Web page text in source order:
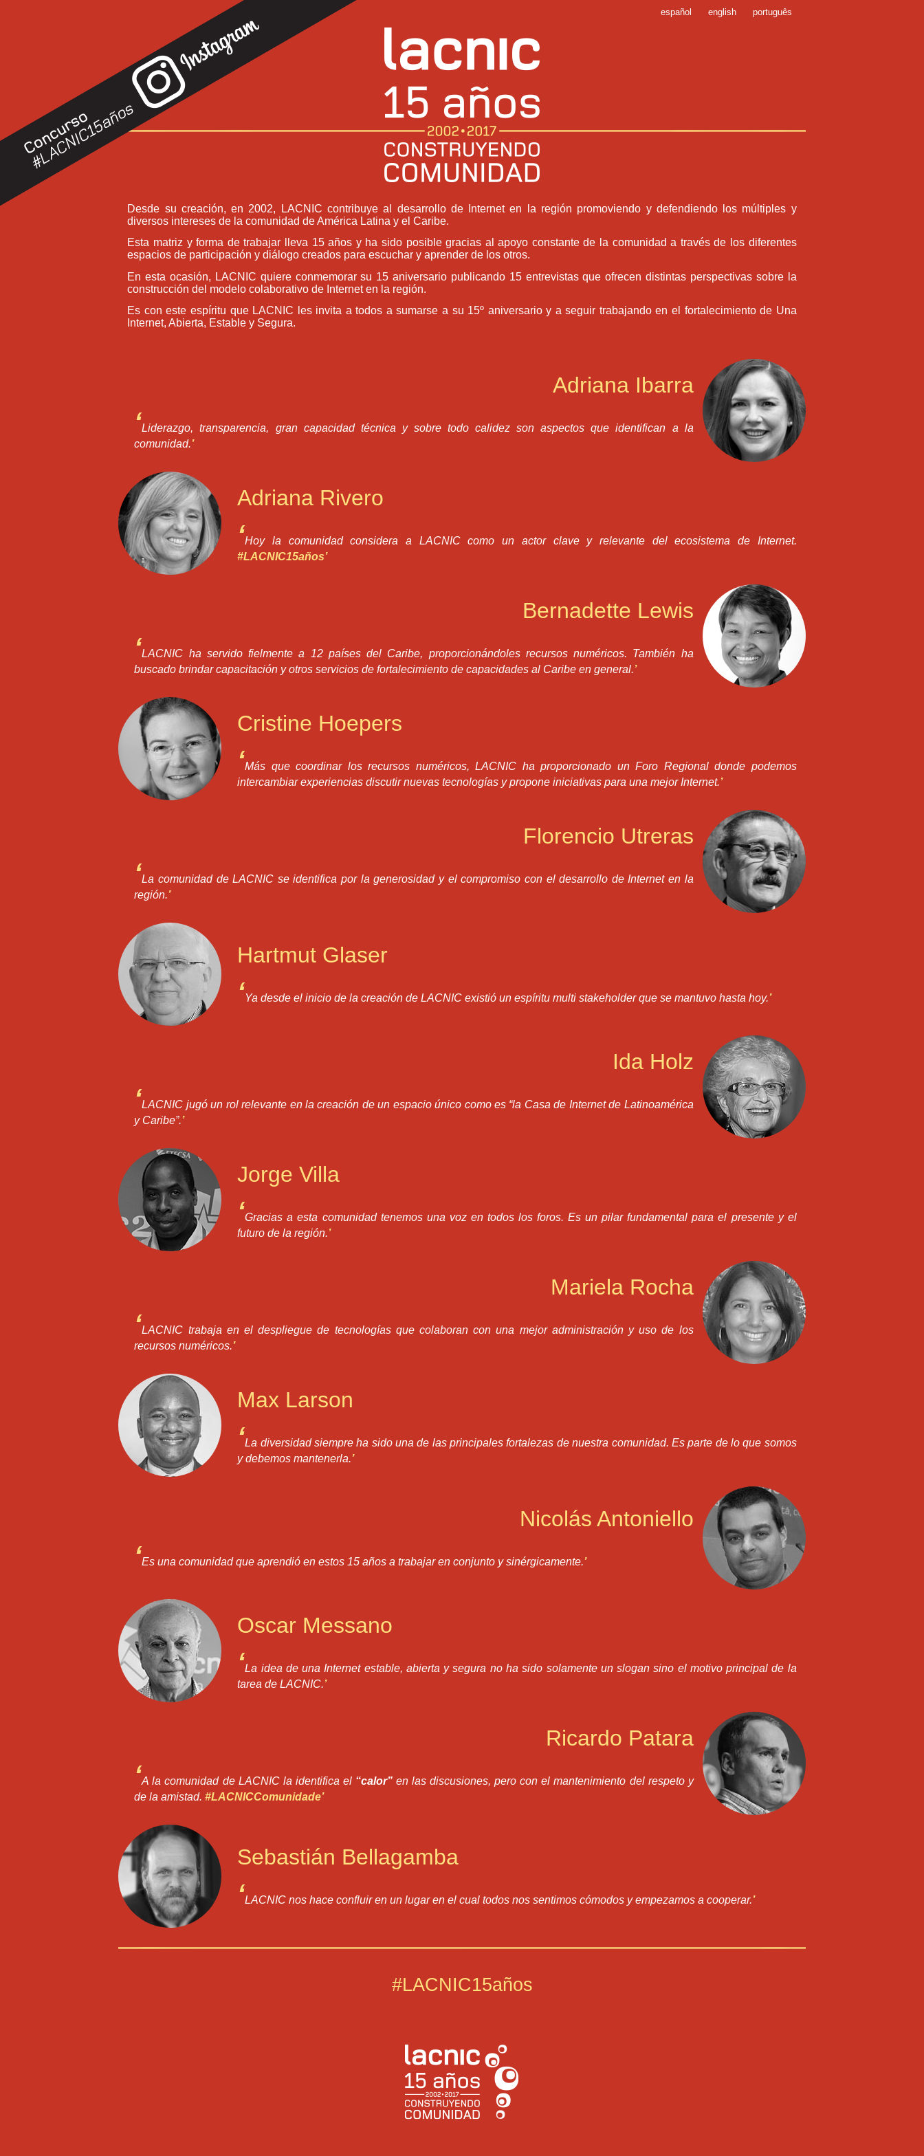
español english português
Desde su creación, en 2002, LACNIC contribuye al desarrollo de Internet en la región promoviendo y defendiendo los múltiples y
diversos intereses de la comunidad de América Latina y el Caribe.
Esta matriz y forma de trabajar lleva 15 años y ha sido posible gracias al apoyo constante de la comunidad a través de los diferentes
espacios de participación y diálogo creados para escuchar y aprender de los otros.
En esta ocasión, LACNIC quiere conmemorar su 15 aniversario publicando 15 entrevistas que ofrecen distintas perspectivas sobre la
construcción del modelo colaborativo de Internet en la región.
Es con este espíritu que LACNIC les invita a todos a sumarse a su 15º aniversario y a seguir trabajando en el fortalecimiento de Una
Internet, Abierta, Estable y Segura.
Adriana Ibarra
‘Liderazgo, transparencia, gran capacidad técnica y sobre todo calidez son aspectos que identifican a la
comunidad.’
Adriana Rivero
‘Hoy la comunidad considera a LACNIC como un actor clave y relevante del ecosistema de Internet.
#LACNIC15años’
Bernadette Lewis
‘LACNIC ha servido fielmente a 12 países del Caribe, proporcionándoles recursos numéricos. También ha
buscado brindar capacitación y otros servicios de fortalecimiento de capacidades al Caribe en general.’
Cristine Hoepers
‘Más que coordinar los recursos numéricos, LACNIC ha proporcionado un Foro Regional donde podemos
intercambiar experiencias discutir nuevas tecnologías y propone iniciativas para una mejor Internet.’
Florencio Utreras
‘La comunidad de LACNIC se identifica por la generosidad y el compromiso con el desarrollo de Internet en la
región.’
Hartmut Glaser
‘Ya desde el inicio de la creación de LACNIC existió un espíritu multi stakeholder que se mantuvo hasta hoy.’
Ida Holz
‘LACNIC jugó un rol relevante en la creación de un espacio único como es “la Casa de Internet de Latinoamérica
y Caribe”.’
Jorge Villa
‘Gracias a esta comunidad tenemos una voz en todos los foros. Es un pilar fundamental para el presente y el
futuro de la región.’
Mariela Rocha
‘LACNIC trabaja en el despliegue de tecnologías que colaboran con una mejor administración y uso de los
recursos numéricos.’
Max Larson
‘La diversidad siempre ha sido una de las principales fortalezas de nuestra comunidad. Es parte de lo que somos
y debemos mantenerla.’
Nicolás Antoniello
‘Es una comunidad que aprendió en estos 15 años a trabajar en conjunto y sinérgicamente.’
Oscar Messano
‘La idea de una Internet estable, abierta y segura no ha sido solamente un slogan sino el motivo principal de la
tarea de LACNIC.’
Ricardo Patara
‘A la comunidad de LACNIC la identifica el “calor”en las discusiones, pero con el mantenimiento del respeto y
de la amistad.#LACNICComunidade’
Sebastián Bellagamba
‘LACNIC nos hace confluir en un lugar en el cual todos nos sentimos cómodos y empezamos a cooperar.’
#LACNIC15años